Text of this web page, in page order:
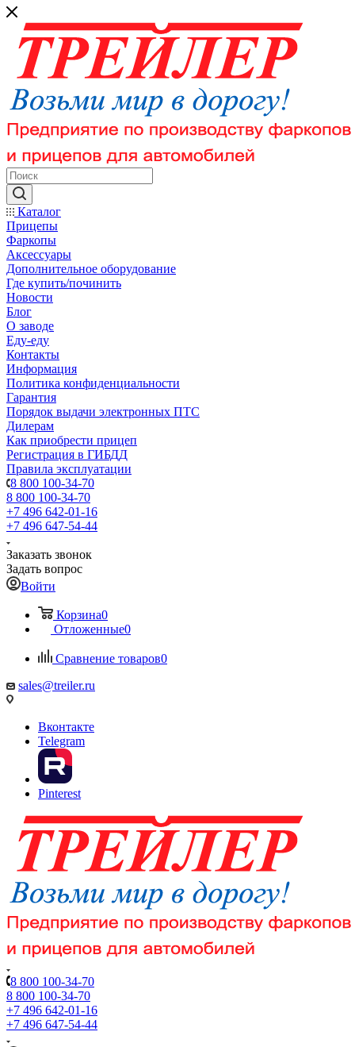
Каталог
Прицепы
Фаркопы
Аксессуары
Дополнительное оборудование
Где купить/починить
Новости
Блог
О заводе
Еду-еду
Контакты
Информация
Политика конфиденциальности
Гарантия
Порядок выдачи электронных ПТС
Дилерам
Как приобрести прицеп
Регистрация в ГИБДД
Правила эксплуатации
8 800 100-34-70
8 800 100-34-70
+7 496 642-01-16
+7 496 647-54-44
Заказать звонок
Задать вопрос
Войти
Корзина0
Отложенные0
Сравнение товаров0
sales@treiler.ru
Вконтакте
Telegram
Pinterest
8 800 100-34-70
8 800 100-34-70
+7 496 642-01-16
+7 496 647-54-44